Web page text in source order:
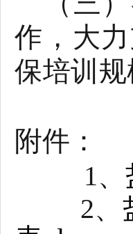
作，大
保培训
附件：
1、
2、